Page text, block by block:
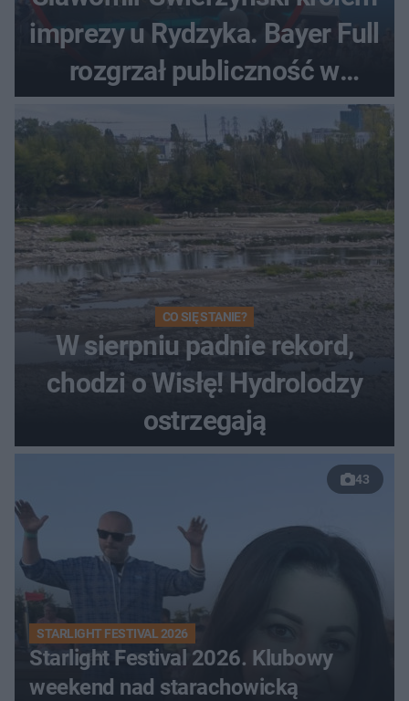
imprezy u Rydzyka. Bayer Full
rozgrzał publiczność w
Toruniu
CO SIĘ STANIE?
W sierpniu padnie rekord,
chodzi o Wisłę! Hydrolodzy
ostrzegają
43
STARLIGHT FESTIVAL 2026
Starlight Festival 2026. Klubowy
weekend nad starachowicką